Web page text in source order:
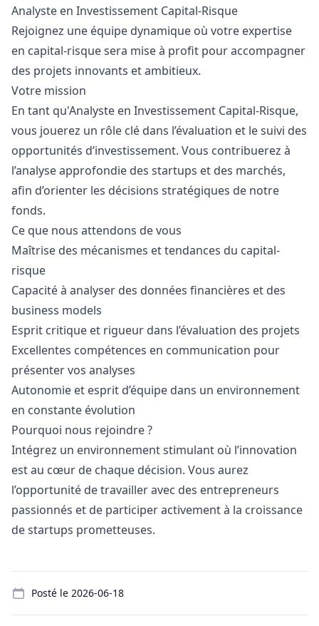
Description
Analyste en Investissement Capital-Risque
Rejoignez une équipe dynamique où votre expertise
en capital-risque sera mise à profit pour accompagner
des projets innovants et ambitieux.
Votre mission
En tant qu'Analyste en Investissement Capital-Risque,
vous jouerez un rôle clé dans l’évaluation et le suivi des
opportunités d’investissement. Vous contribuerez à
l’analyse approfondie des startups et des marchés,
afin d’orienter les décisions stratégiques de notre
fonds.
Ce que nous attendons de vous
Maîtrise des mécanismes et tendances du capital-
risque
Capacité à analyser des données financières et des
business models
Esprit critique et rigueur dans l’évaluation des projets
Excellentes compétences en communication pour
présenter vos analyses
Autonomie et esprit d’équipe dans un environnement
en constante évolution
Pourquoi nous rejoindre ?
Intégrez un environnement stimulant où l’innovation
est au cœur de chaque décision. Vous aurez
l’opportunité de travailler avec des entrepreneurs
passionnés et de participer activement à la croissance
de startups prometteuses.
Posté le 2026-06-18